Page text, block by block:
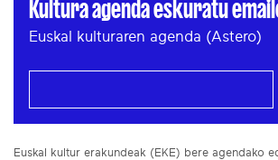
Kultura agenda eskuratu
Euskal kulturaren agenda (Astero)
Euskal kultur erakundeak (EKE) bere agendako